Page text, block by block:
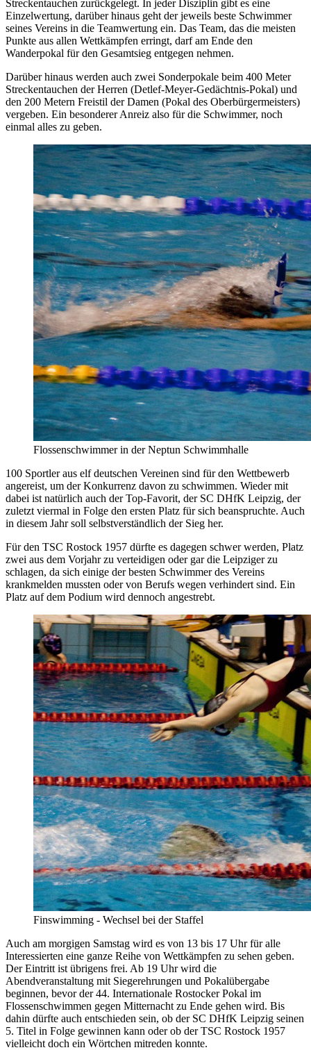
Streckentauchen zurückgelegt. In jeder Disziplin gibt es eine
Einzelwertung, darüber hinaus geht der jeweils beste Schwimmer
seines Vereins in die Teamwertung ein. Das Team, das die meisten
Punkte aus allen Wettkämpfen erringt, darf am Ende den
Wanderpokal für den Gesamtsieg entgegen nehmen.
Darüber hinaus werden auch zwei Sonderpokale beim 400 Meter
Streckentauchen der Herren (Detlef-Meyer-Gedächtnis-Pokal) und
den 200 Metern Freistil der Damen (Pokal des Oberbürgermeisters)
vergeben. Ein besonderer Anreiz also für die Schwimmer, noch
einmal alles zu geben.
Flossenschwimmer in der Neptun Schwimmhalle
100 Sportler aus elf deutschen Vereinen sind für den Wettbewerb
angereist, um der Konkurrenz davon zu schwimmen. Wieder mit
dabei ist natürlich auch der Top-Favorit, der SC DHfK Leipzig, der
zuletzt viermal in Folge den ersten Platz für sich beanspruchte. Auch
in diesem Jahr soll selbstverständlich der Sieg her.
Für den TSC Rostock 1957 dürfte es dagegen schwer werden, Platz
zwei aus dem Vorjahr zu verteidigen oder gar die Leipziger zu
schlagen, da sich einige der besten Schwimmer des Vereins
krankmelden mussten oder von Berufs wegen verhindert sind. Ein
Platz auf dem Podium wird dennoch angestrebt.
Finswimming - Wechsel bei der Staffel
Auch am morgigen Samstag wird es von 13 bis 17 Uhr für alle
Interessierten eine ganze Reihe von Wettkämpfen zu sehen geben.
Der Eintritt ist übrigens frei. Ab 19 Uhr wird die
Abendveranstaltung mit Siegerehrungen und Pokalübergabe
beginnen, bevor der 44. Internationale Rostocker Pokal im
Flossenschwimmen gegen Mitternacht zu Ende gehen wird. Bis
dahin dürfte auch entschieden sein, ob der SC DHfK Leipzig seinen
5. Titel in Folge gewinnen kann oder ob der TSC Rostock 1957
vielleicht doch ein Wörtchen mitreden konnte.